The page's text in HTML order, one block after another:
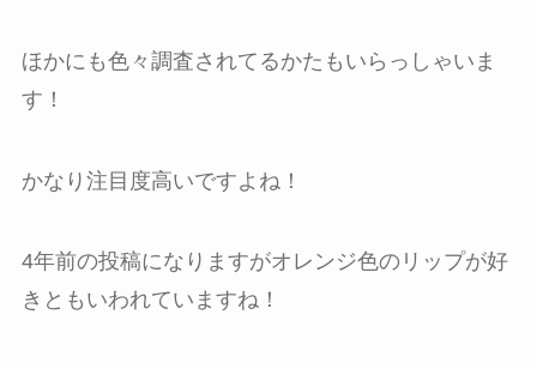
ほかにも色々調査されてるかたもいらっしゃいま
す！
かなり注目度高いですよね！
4年前の投稿になりますがオレンジ色のリップが好
きともいわれていますね！